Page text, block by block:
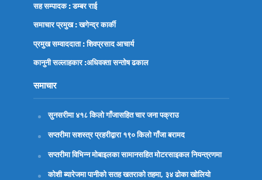
सह सम्पादक : डम्बर राई
समाचार प्रमुख : खगेन्द्र कार्की
प्रमुख सम्वाददाता : शिवप्रसाद आचार्य
कानुनी सल्लाहकार :अधिवक्तासन्तोष ढकाल
समाचार
सुनसरीमा ४१८ किलो गाँजासहित चार जना पक्राउ
सप्तरीमा सशस्त्र प्रहरीद्वारा १९० किलो गाँजा बरामद
सप्तरीमा विभिन्न मोबाइलका सामानसहित मोटरसाइकल नियन्त्रणमा
कोशी ब्यारेजमा पानीको सतह खतराको तहमा, ३४ ढोका खोलियो